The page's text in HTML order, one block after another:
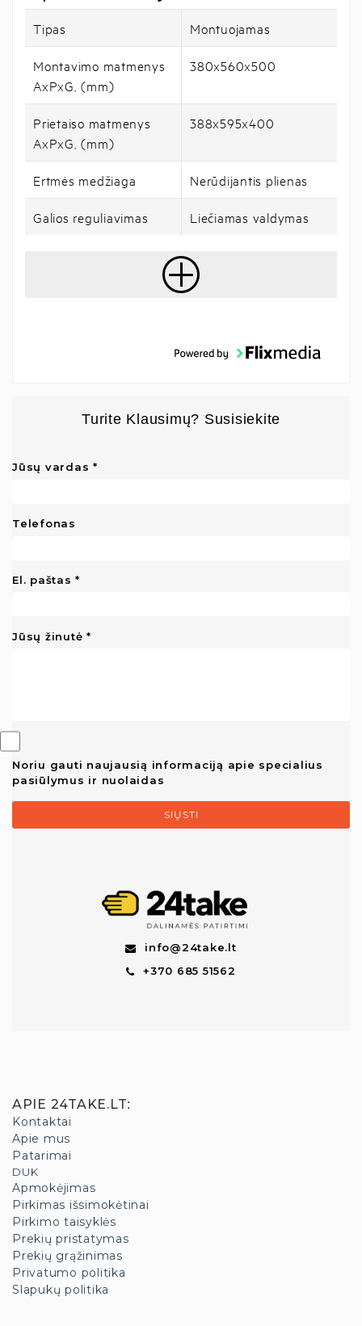
Tipas Montuojamas
Montavimo matmenys
AxPxG, (mm)
380x560x500
Prietaiso matmenys
AxPxG, (mm)
388x595x400
Ertmės medžiaga Nerūdijantis plienas
Galios reguliavimas Liečiamas valdymas
Turite Klausimų? Susisiekite
Jūsų vardas
Telefonas
El. paštas
Jūsų žinutė
Noriu gauti naujausią informaciją apie specialius
pasiūlymus ir nuolaidas
SIŲSTI
info@24take.lt
+370 685 51562
APIE 24TAKE.LT:
Kontaktai
Apie mus
Patarimai
DUK
Apmokėjimas
Pirkimas išsimokėtinai
Pirkimo taisyklės
Prekių pristatymas
Prekių grąžinimas
Privatumo politika
Slapukų politika